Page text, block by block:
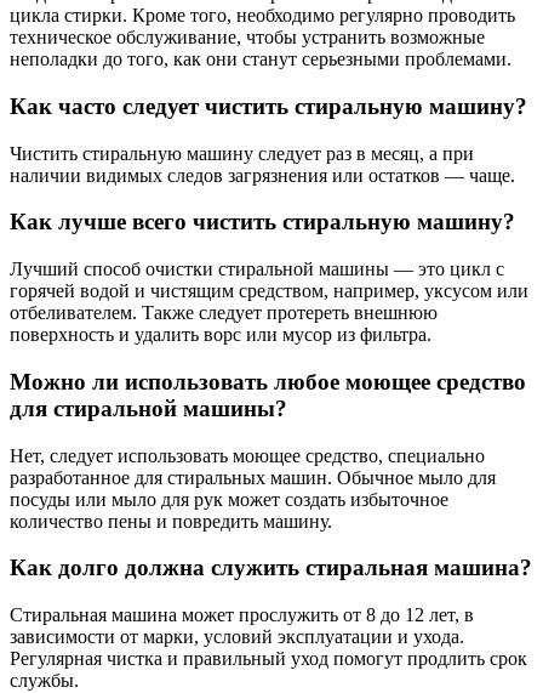
цикла стирки. Кроме того, необходимо регулярно проводить
техническое обслуживание, чтобы устранить возможные
неполадки до того, как они станут серьезными проблемами.
Как часто следует чистить стиральную машину?
Чистить стиральную машину следует раз в месяц, а при
наличии видимых следов загрязнения или остатков — чаще.
Как лучше всего чистить стиральную машину?
Лучший способ очистки стиральной машины — это цикл с
горячей водой и чистящим средством, например, уксусом или
отбеливателем. Также следует протереть внешнюю
поверхность и удалить ворс или мусор из фильтра.
Можно ли использовать любое моющее средство
для стиральной машины?
Нет, следует использовать моющее средство, специально
разработанное для стиральных машин. Обычное мыло для
посуды или мыло для рук может создать избыточное
количество пены и повредить машину.
Как долго должна служить стиральная машина?
Стиральная машина может прослужить от 8 до 12 лет, в
зависимости от марки, условий эксплуатации и ухода.
Регулярная чистка и правильный уход помогут продлить срок
службы.